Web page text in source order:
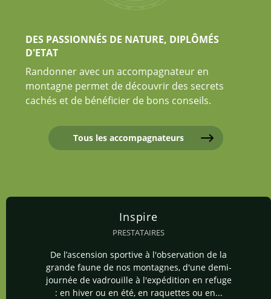
DES PASSIONNÉS DE NATURE, DIPLÔMÉS
D'ETAT
Randonner avec un accompagnateur en
montagne permet de découvrir des secrets
cachés et de bénéficier de bons conseils.
Tous les accompagnateurs
Inspire
PRESTATAIRES
De l’ascension sportive à l'observation de la
grande faune de nos montagnes, d'une demi-
journée de vadrouille à l'expédition en refuge
: en hiver ou en été, en raquettes ou en...